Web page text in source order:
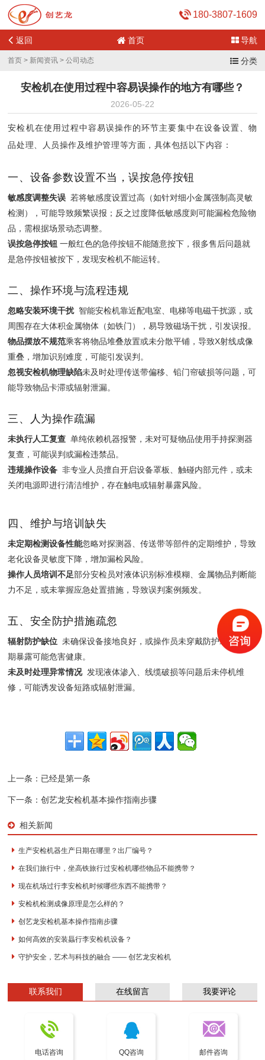
180-3807-1609
返回 首页 导航
分类
首页 > 新闻资讯 >公司动态
安检机在使用过程中容易误操作的地方有哪些？
2026-05-22
安检机在使用过程中容易误操作的环节主要集中在设备设置、物
品处理、人员操作及维护管理等方面，具体包括以下内容：
一、设备参数设置不当，误按急停按钮
敏感度调整失误 ‌ 若将敏感度设置过高（如针对细小金属强制高灵敏
检测），可能导致频繁误报；反之过度降低敏感度则可能漏检危险物
品，需根据场景动态调整。
误按急停按钮‌一般红色的急停按钮不能随意按下，很多售后问题就
是急停按钮被按下，发现安检机不能运转。
二、操作环境与流程违规
忽略安装环境干扰‌ 智能安检机靠近配电室、电梯等电磁干扰源，或
周围存在大体积金属物体（如铁门），易导致磁场干扰，引发误报。
物品摆放不规范‌乘客将物品堆叠放置或未分散平铺，导致X射线成像
重叠，增加识别难度，可能引发误判。
忽视安检机物理缺陷‌未及时处理传送带偏移、铅门帘破损等问题，可
能导致物品卡滞或辐射泄漏。
三、人为操作疏漏
未执行人工复查 ‌ 单纯依赖机器报警，未对可疑物品使用手持探测器
复查，可能误判或漏检违禁品。
违规操作设备 ‌ 非专业人员擅自开启设备罩板、触碰内部元件，或未
关闭电源即进行清洁维护，存在触电或辐射暴露风险。
四、维护与培训缺失
未定期检测设备性能‌忽略对探测器、传送带等部件的定期维护，导致
老化设备灵敏度下降，增加漏检风险。
操作人员培训不足‌部分安检员对液体识别标准模糊、金属物品判断能
力不足，或未掌握应急处置措施，导致误判案例频发。
五、安全防护措施疏忽
辐射防护缺位 ‌ 未确保设备接地良好，或操作员未穿戴防护装备，长
期暴露可能危害健康。
未及时处理异常情况‌ 发现液体渗入、线缆破损等问题后未停机维
修，可能诱发设备短路或辐射泄漏。
上一条：已经是第一条
下一条：创艺龙安检机基本操作指南步骤
相关新闻
生产安检机器生产日期在哪里？出厂编号？
在我们旅行中，坐高铁旅行过安检机哪些物品不能携带？
现在机场过行李安检机时候哪些东西不能携带？
安检机检测成像原理是怎么样的？
创艺龙安检机基本操作指南步骤
如何高效的安装螶行李安检机设备？
守护安全，艺术与科技的融合 —— 创艺龙安检机
联系我们 在线留言 我要评论
电话咨询 QQ咨询 邮件咨询